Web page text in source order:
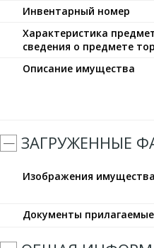
Инвентарный номер
Характеристика
сведения о предмете
Описание имущества
ЗАГРУЖЕННЫЕ
Изображения имущества
Документы